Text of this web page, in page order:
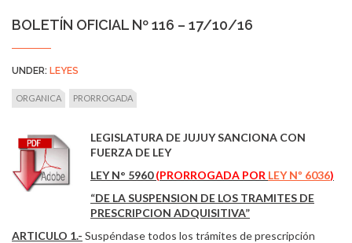
BOLETÍN OFICIAL Nº 116 – 17/10/16
UNDER: LEYES
ORGANICA PRORROGADA
LEGISLATURA DE JUJUY SANCIONA CON
FUERZA DE LEY
LEY N° 5960(PRORROGADA POR LEY Nº 6036)
“DE LA SUSPENSION DE LOS TRAMITES DE
PRESCRIPCION ADQUISITIVA”
ARTICULO 1.- Suspéndase todos los trámites de prescripción